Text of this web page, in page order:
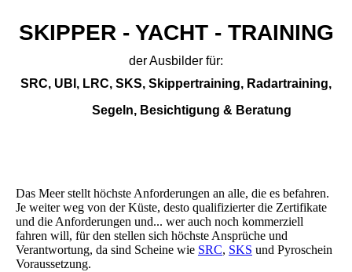
SKIPPER - YACHT - TRAINING
der Ausbilder für:
SRC, UBI, LRC, SKS, Skippertraining, Radartraining,
Segeln, Besichtigung & Beratung
Das Meer stellt höchste Anforderungen an alle, die es befahren.
Je weiter weg von der Küste, desto qualifizierter die Zertifikate
und die Anforderungen und... wer auch noch kommerziell
fahren will, für den stellen sich höchste Ansprüche und
Verantwortung, da sind Scheine wie SRC, SKS und Pyroschein
Voraussetzung.